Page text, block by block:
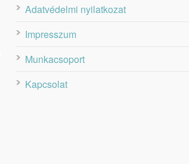
Adatvédelmi nyilatkozat
Impresszum
Munkacsoport
Kapcsolat